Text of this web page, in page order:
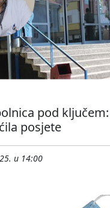
pod
posjete
u 14:00